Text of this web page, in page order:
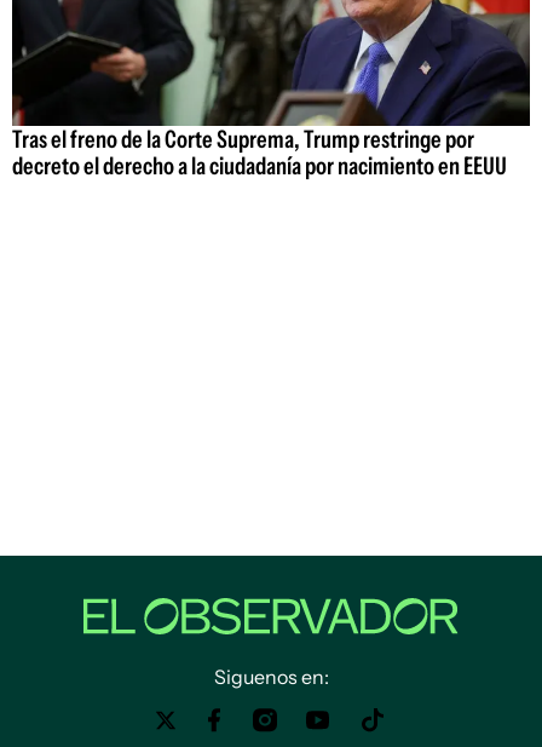
Tras el freno de la Corte Suprema, Trump restringe por
decreto el derecho a la ciudadanía por nacimiento en EEUU
Siguenos en: